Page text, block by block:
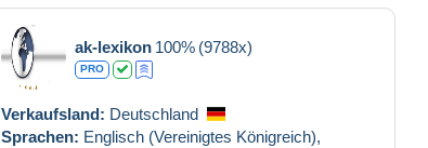
ak-lexikon 100% (9788x)
PRO
Verkaufsland: Deutschland
Sprachen: Englisch (Vereinigtes Königreich),